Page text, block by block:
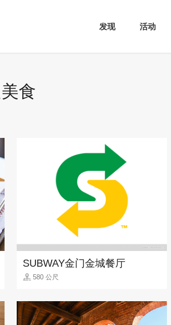
发现
活动
食
SUBWAY金门金城餐厅
580 公尺